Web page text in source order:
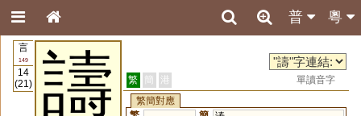
粵
普
言
149
14
(21)
譸 繁 簡 港
單讀音字
繁簡對應